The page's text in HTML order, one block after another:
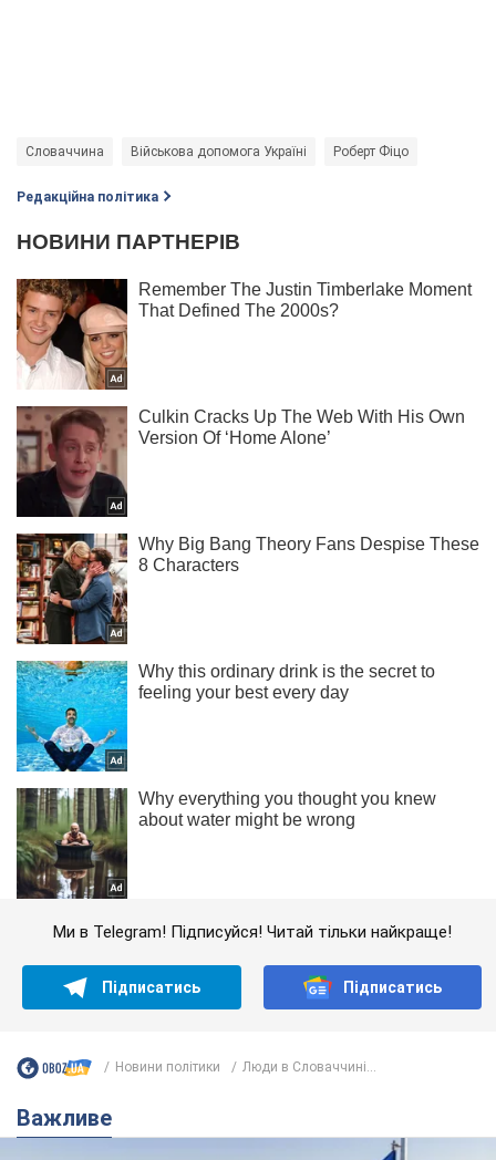
Словаччина Військова допомога Україні Роберт Фіцо
Редакційна політика
Ми в Telegram! Підписуйся! Читай тільки найкраще!
Підписатись Підписатись
Новини політики Люди в Словаччині...
Важливе